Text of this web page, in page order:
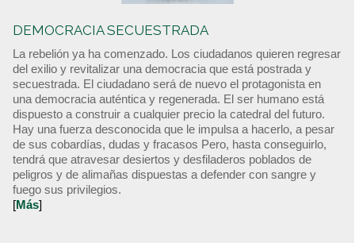
DEMOCRACIA SECUESTRADA
La rebelión ya ha comenzado. Los ciudadanos quieren regresar
del exilio y revitalizar una democracia que está postrada y
secuestrada. El ciudadano será de nuevo el protagonista en
una democracia auténtica y regenerada. El ser humano está
dispuesto a construir a cualquier precio la catedral del futuro.
Hay una fuerza desconocida que le impulsa a hacerlo, a pesar
de sus cobardías, dudas y fracasos Pero, hasta conseguirlo,
tendrá que atravesar desiertos y desfiladeros poblados de
peligros y de alimañas dispuestas a defender con sangre y
fuego sus privilegios.
[Más]